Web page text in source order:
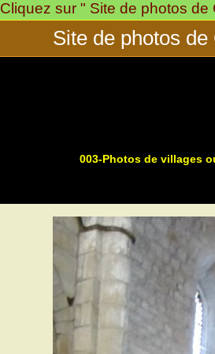
Skip
Cliquez sur " Site de photos
Site de photos
003-Photos de villages